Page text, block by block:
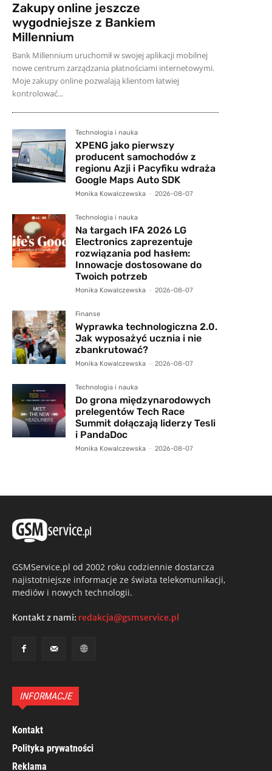
Zakupy online jeszcze
wygodniejsze z Bankiem
Millennium
Bank Millennium uruchomił w swojej aplikacji mobilnej
nowe centrum zarządzania płatnościami internetowymi.
Moje zakupy online pozwalają klientom łatwiej
kontrolować...
Technologia i nauka
XPENG jako pierwszy
producent samochodów z
regionu Azji i Pacyfiku wdraża
Google Maps Auto SDK
Monika Kowalczewska - 2026-08-07
Technologia i nauka
Na targach IFA 2026 LG
Electronics zaprezentuje
rozwiązania pod hasłem:
Innowacje dostosowane do
Twoich potrzeb
Monika Kowalczewska - 2026-08-07
Finanse
Wyprawka technologiczna 2.0.
Jak wyposażyć ucznia i nie
zbankrutować?
Monika Kowalczewska - 2026-08-07
Technologia i nauka
Do grona międzynarodowych
prelegentów Tech Race
Summit dołączają liderzy Tesli
i PandaDoc
Monika Kowalczewska - 2026-08-07
GSMService.pl od 2002 roku codziennie dostarcza
najistotniejsze informacje ze świata telekomunikacji,
mediów i nowych technologii.
Kontakt z nami: redakcja@gsmservice.pl
INFORMACJE
Kontakt
Polityka prywatności
Reklama